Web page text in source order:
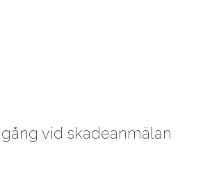
vid skadeanmälan